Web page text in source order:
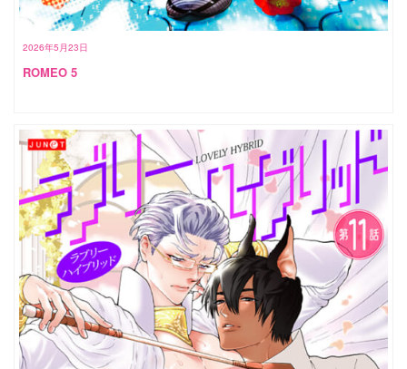
2026年5月23日
ROMEO 5